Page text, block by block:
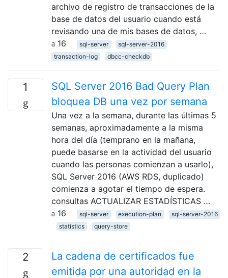
archivo de registro de transacciones de la
base de datos del usuario cuando está
revisando una de mis bases de datos, …
16
sql-server
sql-server-2016
transaction-log
dbcc-checkdb
1
SQL Server 2016 Bad Query Plan
bloquea DB una vez por semana
Una vez a la semana, durante las últimas 5
semanas, aproximadamente a la misma
hora del día (temprano en la mañana,
puede basarse en la actividad del usuario
cuando las personas comienzan a usarlo),
SQL Server 2016 (AWS RDS, duplicado)
comienza a agotar el tiempo de espera.
consultas ACTUALIZAR ESTADÍSTICAS …
16
sql-server execution-plan
sql-server-2016
statistics
query-store
2
La cadena de certificados fue
emitida por una autoridad en la